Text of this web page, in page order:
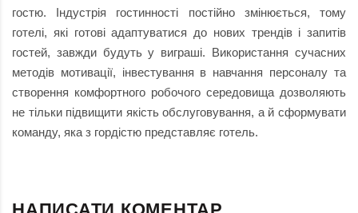
гостю. Індустрія гостинності постійно змінюється, тому
готелі, які готові адаптуватися до нових трендів і запитів
гостей, завжди будуть у виграші. Використання сучасних
методів мотивації, інвестування в навчання персоналу та
створення комфортного робочого середовища дозволяють
не тільки підвищити якість обслуговування, а й сформувати
команду, яка з гордістю представляє готель.